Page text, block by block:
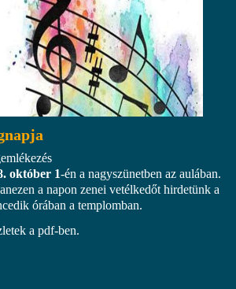
október 1-én a nagyszünetben az aulában.
a napon zenei vetélkedőt hirdetünk a
órában a templomban.
a pdf-ben.